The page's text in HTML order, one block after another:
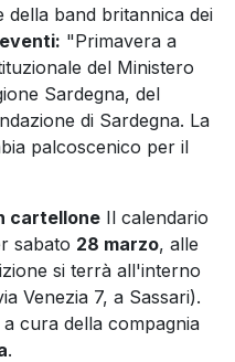
della band britannica dei
"Primavera a
del Ministero
Sardegna, del
di Sardegna. La
palcoscenico per il
cartellone Il calendario
sabato 28 marzo, alle
si terrà all'interno
Venezia 7, a Sassari).
a cura della compagnia
.